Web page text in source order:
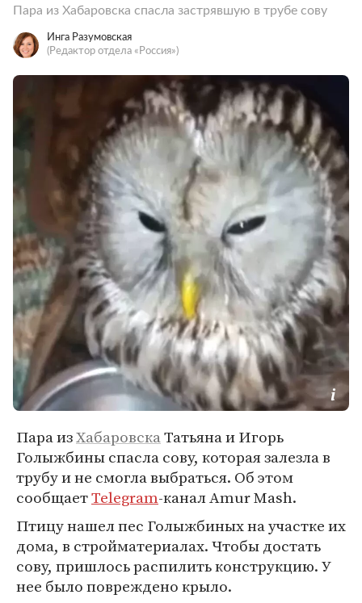
Пара из Хабаровска спасла застрявшую в трубе сову
Инга Разумовская
(Редактор отдела «Россия»)
Пара изХабаровскаТатьяна и Игорь
Голыжбины спасла сову, которая залезла в
трубу и не смогла выбраться. Об этом
сообщаетTelegram-канал Amur Mash.
Птицу нашел пес Голыжбиных на участке их
дома, в стройматериалах. Чтобы достать
сову, пришлось распилить конструкцию. У
нее было повреждено крыло.